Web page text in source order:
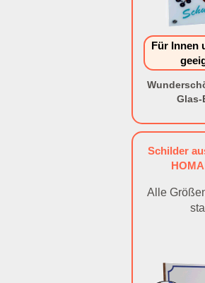
Für Innen
Glas-
Schilder
Alle